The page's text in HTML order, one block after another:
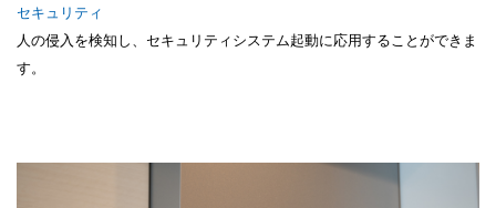
セキュリティ
人の侵入を検知し、セキュリティシステム起動に応用することができま
す。